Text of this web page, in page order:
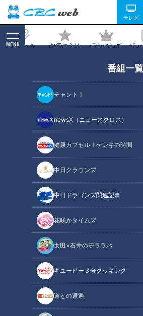
テレビ
ニュース お気に入り ランキング ピッ
MENU
番組一覧
チャント！
newsX（ニュースクロス）
健康カプセル！ゲンキの時間
中日クラウンズ
中日ドラゴンズ関連記事
花咲かタイムズ
太田×石井のデララバ
キユーピー３分クッキング
道との遭遇
道” 道マニアが厳選する全
道＆レア標識
2023/09/30 06:50
画像：CBCテレビ『道との遭遇』
道との遭遇
「道との遭遇」記事